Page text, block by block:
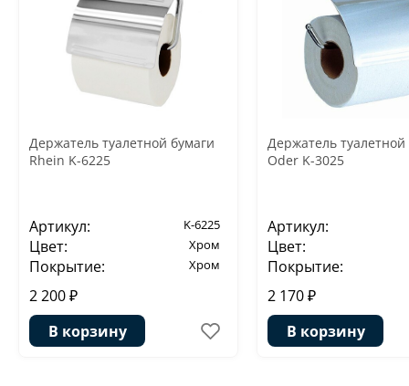
Держатель туалетной бумаги
Rhein K-6225
Артикул: K-6225
Цвет: Хром
Покрытие: Хром
2 200 ₽
В корзину
Держатель туалетной
Oder K-3025
Артикул:
Цвет:
Покрытие:
2 170 ₽
В корзину